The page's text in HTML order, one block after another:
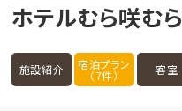
ホテルむら咲むら
施設紹介 宿泊プラン
（7件） 客室